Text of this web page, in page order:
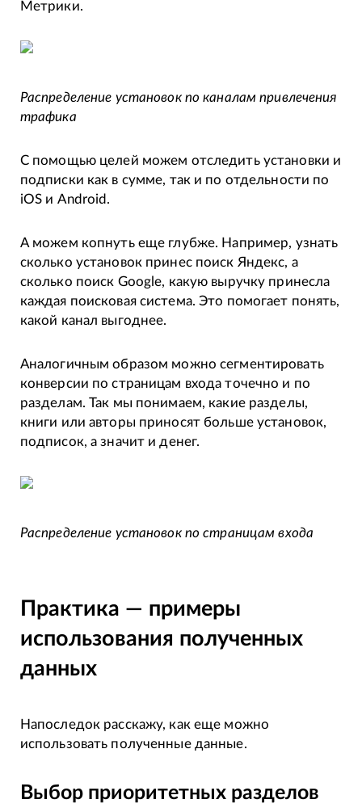
Метрики.
Распределение установок по каналам привлечения
трафика
С помощью целей можем отследить установки и
подписки как в сумме, так и по отдельности по
iOS и Android.
А можем копнуть еще глубже. Например, узнать
сколько установок принес поиск Яндекс, а
сколько поиск Google, какую выручку принесла
каждая поисковая система. Это помогает понять,
какой канал выгоднее.
Аналогичным образом можно сегментировать
конверсии по страницам входа точечно и по
разделам. Так мы понимаем, какие разделы,
книги или авторы приносят больше установок,
подписок, а значит и денег.
Распределение установок по страницам входа
Практика — примеры
использования полученных
данных
Напоследок расскажу, как еще можно
использовать полученные данные.
Выбор приоритетных разделов